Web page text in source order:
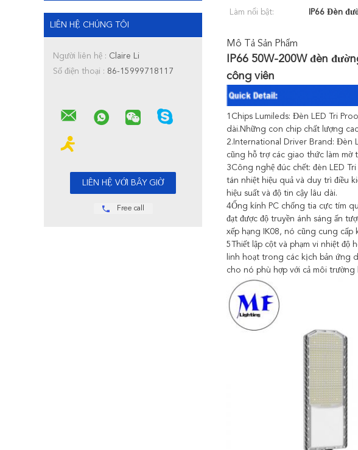
LIÊN HỆ CHÚNG TÔI
Người liên hệ : Claire Li
Số điện thoại : 86-15999718117
Free call
Làm nổi bật: IP66 Đèn
Mô Tả Sản Phẩm
IP66 50W-200W đèn
công viên
1Chips Lumileds: Đèn LED Tri
dài.Những con chip chất lượng
2.International Driver Brand: Đèn
cũng hỗ trợ các giao thức làm mờ
3Công nghệ đúc chết: đèn LED
tán nhiệt hiệu quả và duy trì điều
hiệu suất và độ tin cậy lâu dài.
4Ống kính PC chống tia cực tím
đạt được độ truyền ánh sáng ấn
xếp hạng IK08, nó cũng cung cấp
5Thiết lập cột và phạm vi nhiệt độ
linh hoạt trong các kịch bản ứng
cho nó phù hợp với cả môi trường